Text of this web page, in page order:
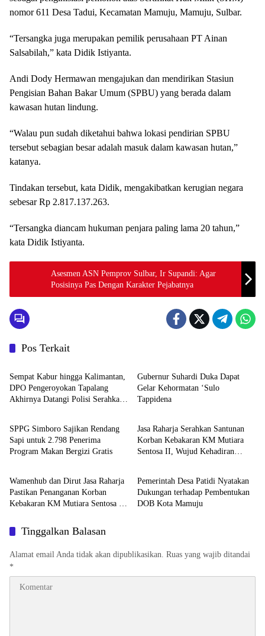
nomor 611 Desa Tadui, Kecamatan Mamuju, Mamuju, Sulbar.
“Tersangka juga merupakan pemilik perusahaan PT Ainan
Salsabilah,” kata Didik Istiyanta.
Andi Dody Hermawan mengajukan dan mendirikan Stasiun
Pengisian Bahan Bakar Umum (SPBU) yang berada dalam
kawasan hutan lindung.
“Walau pun sudah diketahui bahwa lokasi pendirian SPBU
tersebut sebagian besar adalah masuk dalam kawasan hutan,”
katanya.
Tindakan tersebut, kata Didik, mengakibatkan kerugian negara
sebesar Rp 2.817.137.263.
“Tersangka diancam hukuman penjara paling lama 20 tahun,”
kata Didik Istiyanta.
Asesmen ASN Pemprov Sulbar, Ir Supandi: Agar
Posisinya Pas Dengan Karakter Pejabatnya
Pos Terkait
Mamuju
Sempat Kabur hingga Kalimantan,
DPO Pengeroyokan Tapalang
Akhirnya Datangi Polisi Serahkan
Gubernur Suhardi Duka Dapat
Gelar Kehormatan ‘Sulo
Tappidena
Mamuju
SPPG Simboro Sajikan Rendang
Sapi untuk 2.798 Penerima
Program Makan Bergizi Gratis
Mamuju
Jasa Raharja Serahkan Santunan
Korban Kebakaran KM Mutiara
Sentosa II, Wujud Kehadiran
Mamuju
Wamenhub dan Dirut Jasa Raharja
Pastikan Penanganan Korban
Kebakaran KM Mutiara Sentosa II
Mamuju
Pemerintah Desa Patidi Nyatakan
Dukungan terhadap Pembentukan
DOB Kota Mamuju
Tinggalkan Balasan
Alamat email Anda tidak akan dipublikasikan. Ruas yang wajib ditandai
*